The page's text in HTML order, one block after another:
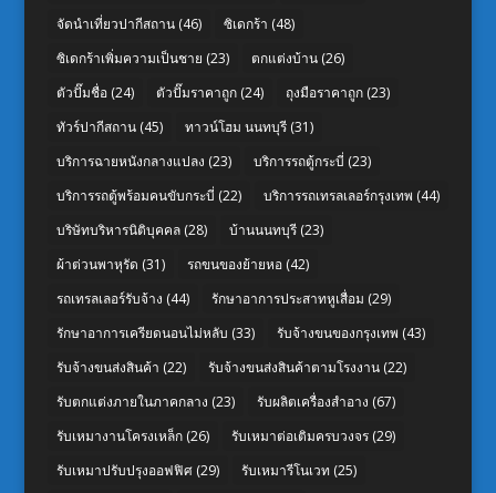
จัดนำเที่ยวปากีสถาน(46) ซิเดกร้า (48)
ซิเดกร้าเพิ่มความเป็นชาย (23) ตกแต่งบ้าน(26)
ตัวปั๊มชื่อ(24) ตัวปั๊มราคาถูก(24) ถุงมือราคาถูก(23)
ทัวร์ปากีสถาน(45) ทาวน์โฮม นนทบุรี(31)
บริการฉายหนังกลางแปลง (23) บริการรถตู้กระบี่ (23)
บริการรถตู้พร้อมคนขับกระบี่ (22) บริการรถเทรลเลอร์กรุงเทพ (44)
บริษัทบริหารนิติบุคคล(28) บ้านนนทบุรี(23)
ผ้าต่วนพาหุรัด (31) รถขนของย้ายหอ(42)
รถเทรลเลอร์รับจ้าง (44) รักษาอาการประสาทหูเสื่อม (29)
รักษาอาการเครียดนอนไม่หลับ (33) รับจ้างขนของกรุงเทพ (43)
รับจ้างขนส่งสินค้า (22) รับจ้างขนส่งสินค้าตามโรงงาน(22)
รับตกแต่งภายในภาคกลาง (23) รับผลิตเครื่องสำอาง (67)
รับเหมางานโครงเหล็ก(26) รับเหมาต่อเติมครบวงจร(29)
รับเหมาปรับปรุงออฟฟิศ(29) รับเหมารีโนเวท (25)